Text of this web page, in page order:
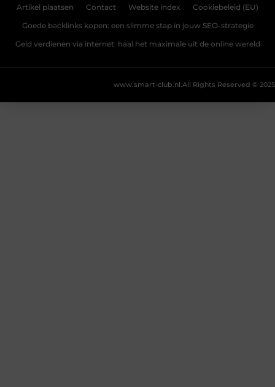
Artikel plaatsen Contact Website index Cookiebeleid (EU)
Goede backlinks kopen: een slimme stap in jouw SEO-strategie
Geld verdienen via internet: haal het maximale uit de online wereld
All Rights Reserved © 2025
www.smart-club.nl.